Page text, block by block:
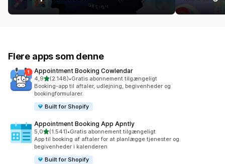
Flere apps som denne
Appointment Booking Cowlendar
4,9ud af 5 stjerner
(2.148)
2148 anmeldelser i alt
•Gratis abonnement tilgængeligt
Booking-app til aftaler, udlejning, begivenheder og
bookingformularer.
Built for Shopify
Appointment Booking App Apntly
5,0ud af 5 stjerner
(1.541)
1541 anmeldelser i alt
•Gratis abonnement tilgængeligt
App til booking af aftaler for at planlægge tjenester og
begivenheder i kalenderen
Built for Shopify